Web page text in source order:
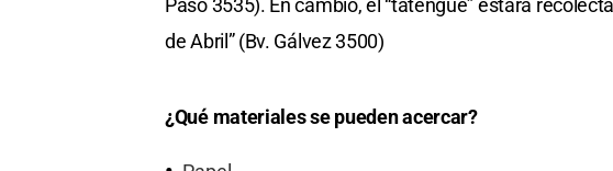
Paso 3535). En cambio, el “tatengue” estará
de Abril” (Bv. Gálvez 3500)
¿Qué materiales se pueden acercar?